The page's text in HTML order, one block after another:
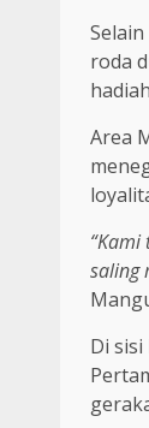
roda
Area
saling
Di